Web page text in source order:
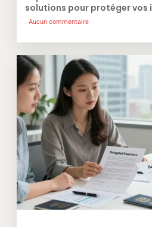
solutions pour protéger
Aucun commentaire